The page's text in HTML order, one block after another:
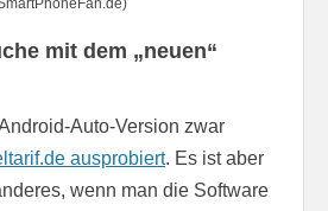
mit dem „neuen“
Auto-Version zwar
ausprobiert. Es ist aber
wenn man die Software